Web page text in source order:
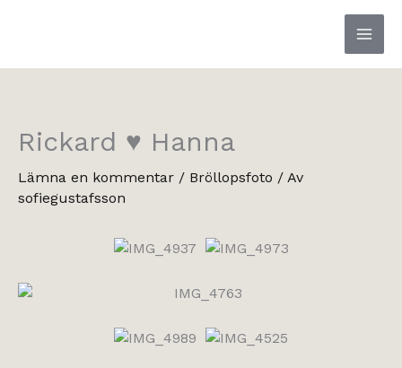
Rickard ♥ Hanna
Lämna en kommentar / Bröllopsfoto / Av
sofiegustafsson